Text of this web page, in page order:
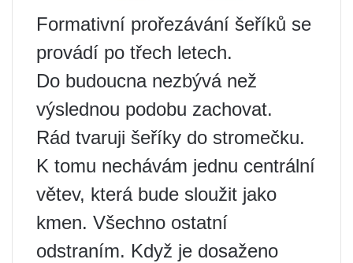
Formativní prořezávání šeříků se
provádí po třech letech.
Do budoucna nezbývá než
výslednou podobu zachovat.
Rád tvaruji šeříky do stromečku.
K tomu nechávám jednu centrální
větev, která bude sloužit jako
kmen. Všechno ostatní
odstraním. Když je dosaženo